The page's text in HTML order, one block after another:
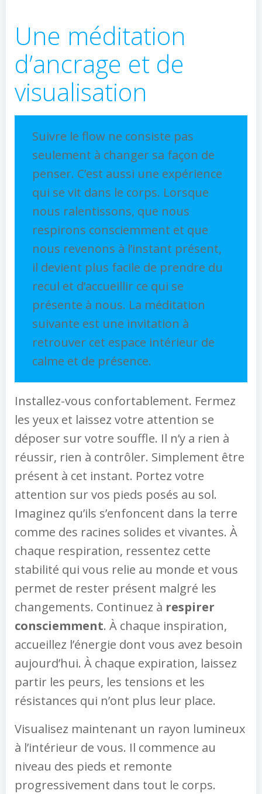
Une méditation
d’ancrage et de
visualisation
Suivre le flow ne consiste pas
seulement à changer sa façon de
penser. C’est aussi une expérience
qui se vit dans le corps. Lorsque
nous ralentissons, que nous
respirons consciemment et que
nous revenons à l’instant présent,
il devient plus facile de prendre du
recul et d’accueillir ce qui se
présente à nous. La méditation
suivante est une invitation à
retrouver cet espace intérieur de
calme et de présence.
Installez-vous confortablement. Fermez
les yeux et laissez votre attention se
déposer sur votre souffle. Il n’y a rien à
réussir, rien à contrôler. Simplement être
présent à cet instant. Portez votre
attention sur vos pieds posés au sol.
Imaginez qu’ils s’enfoncent dans la terre
comme des racines solides et vivantes. À
chaque respiration, ressentez cette
stabilité qui vous relie au monde et vous
permet de rester présent malgré les
changements. Continuez à respirer
consciemment. À chaque inspiration,
accueillez l’énergie dont vous avez besoin
aujourd’hui. À chaque expiration, laissez
partir les peurs, les tensions et les
résistances qui n’ont plus leur place.
Visualisez maintenant un rayon lumineux
à l’intérieur de vous. Il commence au
niveau des pieds et remonte
progressivement dans tout le corps.